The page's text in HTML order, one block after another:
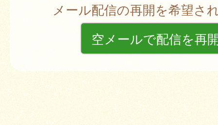
メール配信の再開を希望さ
空メールで配信を再